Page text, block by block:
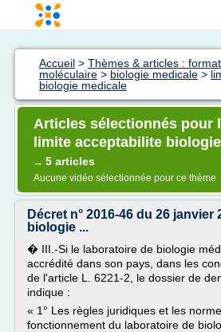
Accueil > Thèmes & articles :
moléculaire > biologie medicale >
biologie medicale
Articles sélectionnés pour
limite acceptabilite
→ 5 articles
Aucune vidéo sélectionnée pour ce thème
Décret n° 2016-46 du 26 janvier
biologie ...
� III.-Si le laboratoire de biologie
accrédité dans son pays, dans les
de l'article L. 6221-2, le dossier de
indique :
« 1° Les règles juridiques et les
fonctionnement du laboratoire de